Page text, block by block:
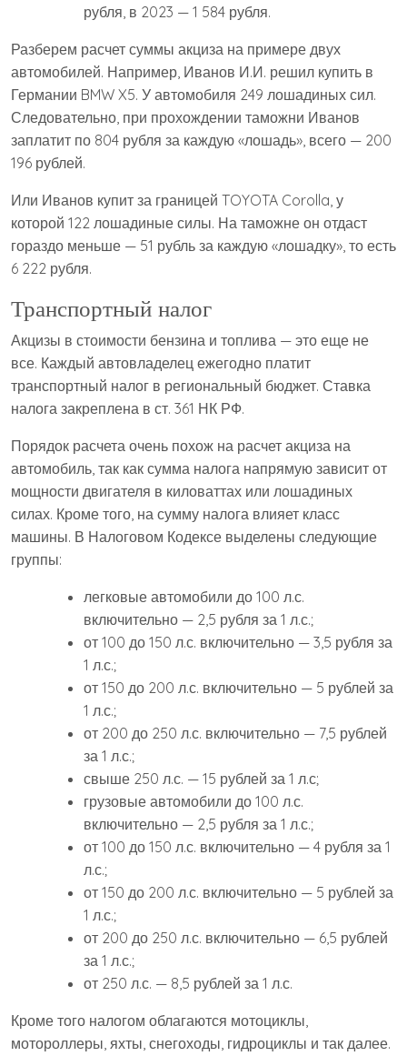
рубля, в 2023 — 1 584 рубля.
Разберем расчет суммы акциза на примере двух
автомобилей. Например, Иванов И.И. решил купить в
Германии BMW X5. У автомобиля 249 лошадиных сил.
Следовательно, при прохождении таможни Иванов
заплатит по 804 рубля за каждую «лошадь», всего — 200
196 рублей.
Или Иванов купит за границей TOYOTA Corolla, у
которой 122 лошадиные силы. На таможне он отдаст
гораздо меньше — 51 рубль за каждую «лошадку», то есть
6 222 рубля.
Транспортный налог
Акцизы в стоимости бензина и топлива — это еще не
все. Каждый автовладелец ежегодно платит
транспортный налог в региональный бюджет. Ставка
налога закреплена в ст. 361 НК РФ.
Порядок расчета очень похож на расчет акциза на
автомобиль, так как сумма налога напрямую зависит от
мощности двигателя в киловаттах или лошадиных
силах. Кроме того, на сумму налога влияет класс
машины. В Налоговом Кодексе выделены следующие
группы:
легковые автомобили до 100 л.с.
включительно — 2,5 рубля за 1 л.с.;
от 100 до 150 л.с. включительно — 3,5 рубля за
1 л.с.;
от 150 до 200 л.с. включительно — 5 рублей за
1 л.с.;
от 200 до 250 л.с. включительно — 7,5 рублей
за 1 л.с.;
свыше 250 л.с. — 15 рублей за 1 л.с;
грузовые автомобили до 100 л.с.
включительно — 2,5 рубля за 1 л.с.;
от 100 до 150 л.с. включительно — 4 рубля за 1
л.с.;
от 150 до 200 л.с. включительно — 5 рублей за
1 л.с.;
от 200 до 250 л.с. включительно — 6,5 рублей
за 1 л.с.;
от 250 л.с. — 8,5 рублей за 1 л.с.
Кроме того налогом облагаются мотоциклы,
мотороллеры, яхты, снегоходы, гидроциклы и так далее.